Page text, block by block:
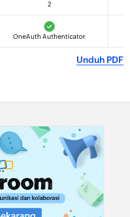
2
OneAuth Authenticator
Unduh PDF